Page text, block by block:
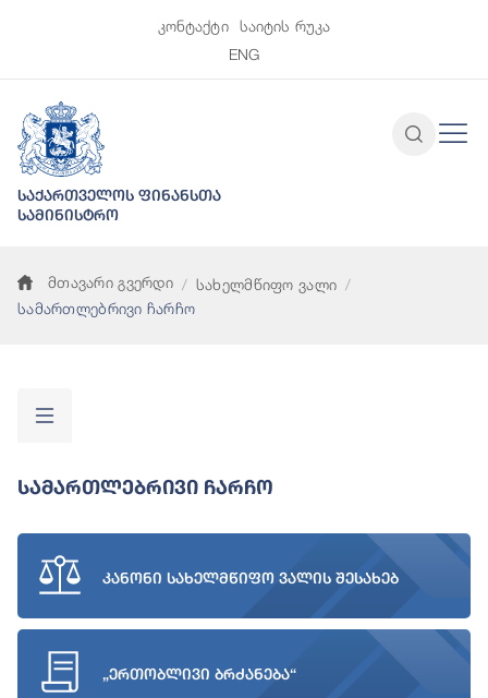
კონტაქტი
საიტის რუკა
ENG
საქართველოს ფინანსთა
სამინისტრო
მთავარი გვერდი
სახელმწიფო ვალი
სამართლებრივი ჩარჩო
Სამართლებრივი Ჩარჩო
კანონი სახელმწიფო ვალის შესახებ
„ერთობლივი ბრძანება“